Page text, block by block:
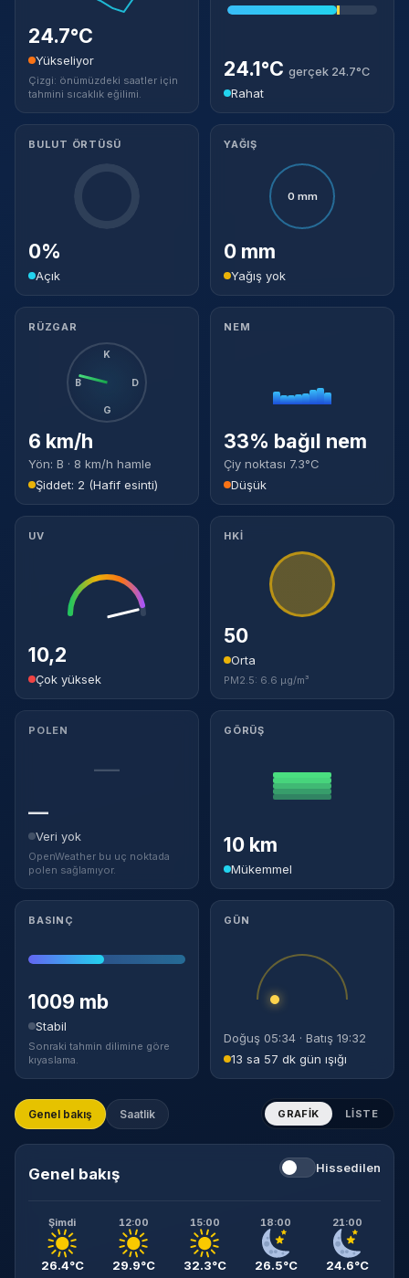
24.7°C
Yükseliyor
Çizgi: önümüzdeki saatler için
tahmini sıcaklık eğilimi.
24.1°C gerçek 24.7°C
Rahat
BULUT ÖRTÜSÜ
0%
Açık
YAĞIŞ
0 mm
0 mm
Yağış yok
RÜZGAR
K
D
G
B
6 km/h
Yön: B · 8 km/h hamle
Şiddet: 2 (Hafif esinti)
NEM
33% bağıl nem
Çiy noktası 7.3°C
Düşük
UV
10,2
Çok yüksek
HKİ
50
Orta
PM2.5: 6.6 µg/m³
POLEN
—
—
Veri yok
OpenWeather bu uç noktada
polen sağlamıyor.
GÖRÜŞ
10 km
Mükemmel
BASINÇ
1009 mb
Stabil
Sonraki tahmin dilimine göre
kıyaslama.
GÜN
Doğuş 05:34 · Batış 19:32
13 sa 57 dk gün ışığı
Genel bakış Saatlik GRAFIK LISTE
Genel bakış Hissedilen
Şimdi
26.4°C
12:00
29.9°C
15:00
32.3°C
18:00
26.5°C
21:00
24.6°C